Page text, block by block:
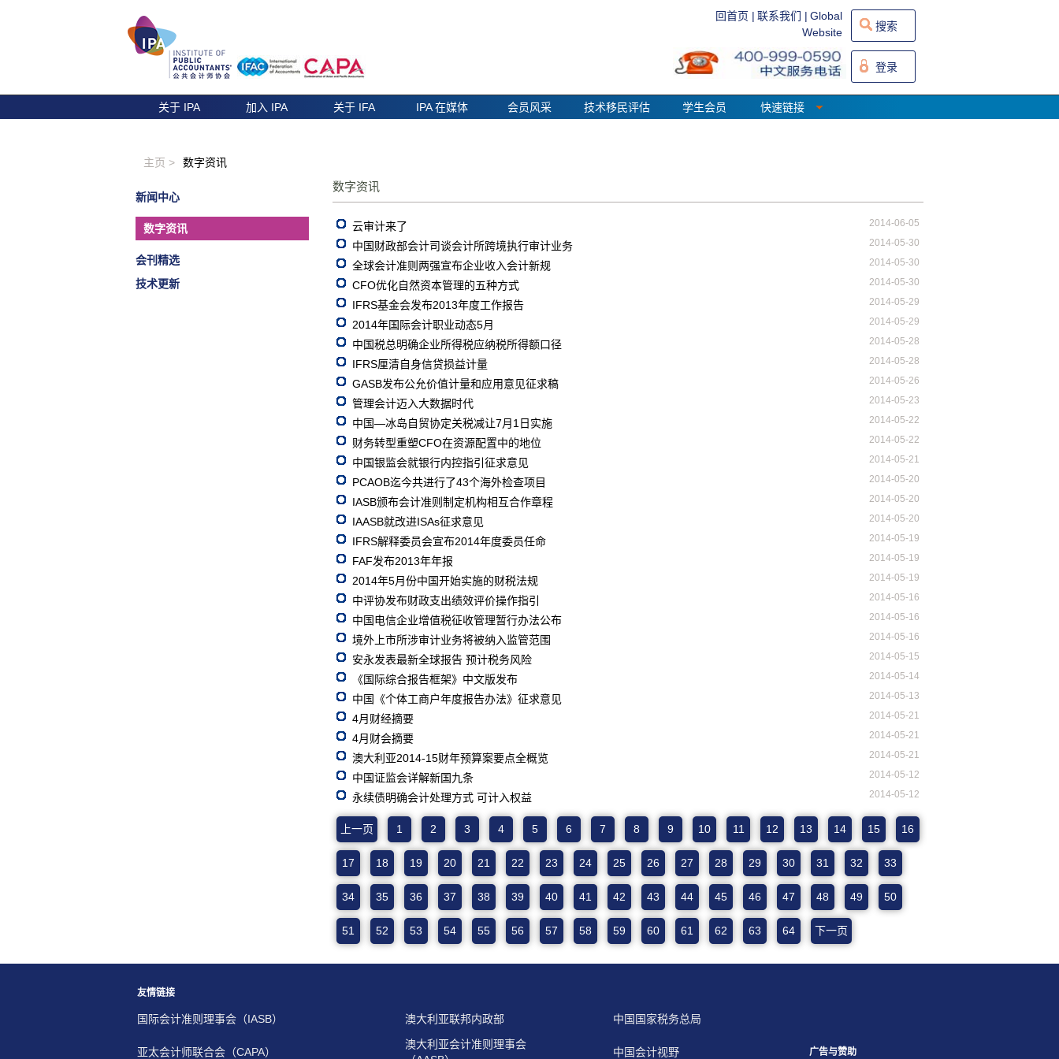
回首页 | 联系我们 | Global
Website
搜索
登录
关于 IPA 加入 IPA 关于 IFA IPA 在媒体 会员风采 技术移民评估 学生会员 快速链接
主页 > 数字资讯
新闻中心
数字资讯
会刊精选
技术更新
数字资讯
云审计来了 2014-06-05
中国财政部会计司谈会计所跨境执行审计业务 2014-05-30
全球会计准则两强宣布企业收入会计新规 2014-05-30
CFO优化自然资本管理的五种方式 2014-05-30
IFRS基金会发布2013年度工作报告 2014-05-29
2014年国际会计职业动态5月 2014-05-29
中国税总明确企业所得税应纳税所得额口径 2014-05-28
IFRS厘清自身信贷损益计量 2014-05-28
GASB发布公允价值计量和应用意见征求稿 2014-05-26
管理会计迈入大数据时代 2014-05-23
中国—冰岛自贸协定关税减让7月1日实施 2014-05-22
财务转型重塑CFO在资源配置中的地位 2014-05-22
中国银监会就银行内控指引征求意见 2014-05-21
PCAOB迄今共进行了43个海外检查项目 2014-05-20
IASB颁布会计准则制定机构相互合作章程 2014-05-20
IAASB就改进ISAs征求意见 2014-05-20
IFRS解释委员会宣布2014年度委员任命 2014-05-19
FAF发布2013年年报 2014-05-19
2014年5月份中国开始实施的财税法规 2014-05-19
中评协发布财政支出绩效评价操作指引 2014-05-16
中国电信企业增值税征收管理暂行办法公布 2014-05-16
境外上市所涉审计业务将被纳入监管范围 2014-05-16
安永发表最新全球报告 预计税务风险 2014-05-15
《国际综合报告框架》中文版发布 2014-05-14
中国《个体工商户年度报告办法》征求意见 2014-05-13
4月财经摘要 2014-05-21
4月财会摘要 2014-05-21
澳大利亚2014-15财年预算案要点全概览 2014-05-21
中国证监会详解新国九条 2014-05-12
永续债明确会计处理方式 可计入权益 2014-05-12
上一页 1 2 3 4 5 6 7 8 9 10 11 12 13 14 15 16
17 18 19 20 21 22 23 24 25 26 27 28 29 30 31 32 33
34 35 36 37 38 39 40 41 42 43 44 45 46 47 48 49 50
51 52 53 54 55 56 57 58 59 60 61 62 63 64 下一页
友情链接
国际会计准则理事会（IASB） 澳大利亚联邦内政部 中国国家税务总局
亚太会计师联合会（CAPA）
澳大利亚会计准则理事会
中国会计视野 广告与赞助